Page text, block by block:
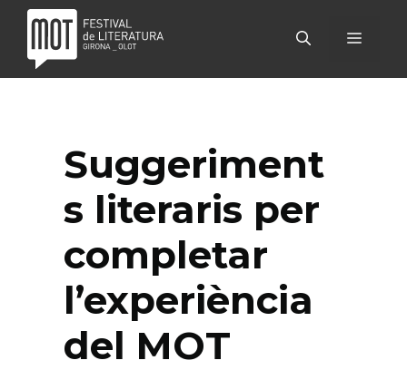
contingut
MENÚ
Suggeriment
s literaris per
completar
l’experiència
del MOT